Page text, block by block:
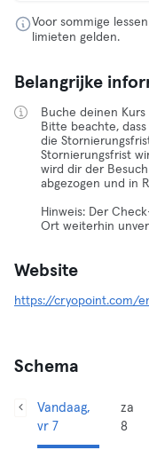
Voor sommige
limieten gelden.
Belangrijke
Buche deinen
Bitte beachte,
die
Stornierungsfrist
wird dir der
abgezogen und in
Hinweis: Der
Ort weiterhin
Website
https://cryopoint.com/
Schema
Vandaag,
vr 7
za
8